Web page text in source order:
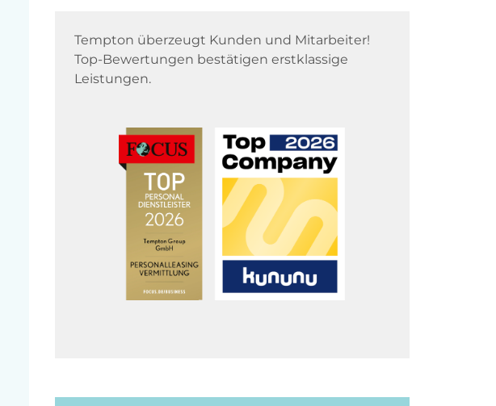
Tempton überzeugt Kunden und Mitarbeiter!
Top-Bewertungen bestätigen erstklassige
Leistungen.